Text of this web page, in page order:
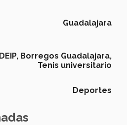
Guadalajara
Borregos Guadalajara,
Tenis universitario
Deportes